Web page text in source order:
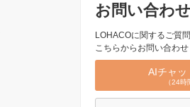
お問い合わせ
LOHACOに関するご質
こちらからお問い合わせ
AIチャッ
（24時